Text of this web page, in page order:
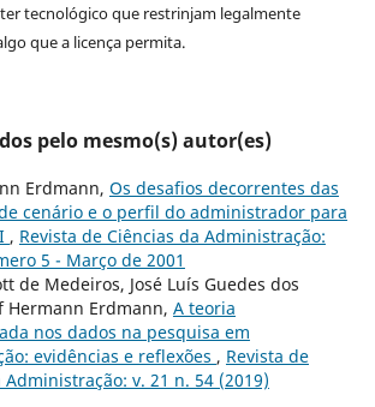
tecnológico que restrinjam legalmente
que a licença permita.
pelo mesmo(s) autor(es)
Erdmann, Os desafios decorrentes das
cenário e o perfil do administrador para
, Revista de Ciências da Administração:
5 - Março de 2001
de Medeiros, José Luís Guedes dos
Hermann Erdmann, A teoria
nos dados na pesquisa em
evidências e reflexões , Revista de
Administração: v. 21 n. 54 (2019)